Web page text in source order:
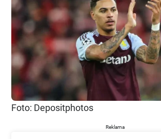
Foto: Depositphotos
Reklama